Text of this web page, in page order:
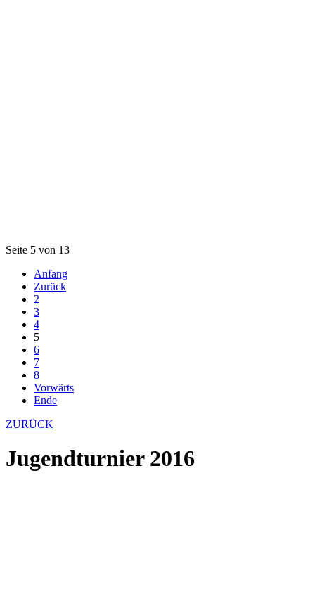
Seite 5 von 13
Anfang
Zurück
2
3
4
5
6
7
8
Vorwärts
Ende
ZURÜCK
Jugendturnier 2016